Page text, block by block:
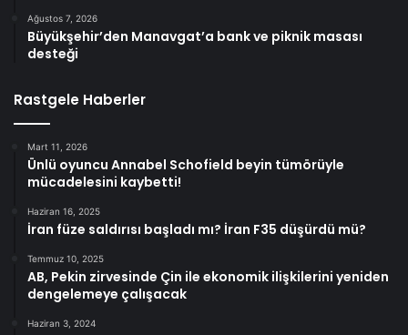
Ağustos 7, 2026
Büyükşehir’den Manavgat’a bank ve piknik masası
desteği
Rastgele Haberler
Mart 11, 2026
Ünlü oyuncu Annabel Schofield beyin tümörüyle
mücadelesini kaybetti!
Haziran 16, 2025
İran füze saldırısı başladı mı? İran F35 düşürdü mü?
Temmuz 10, 2025
AB, Pekin zirvesinde Çin ile ekonomik ilişkilerini yeniden
dengelemeye çalışacak
Haziran 3, 2024